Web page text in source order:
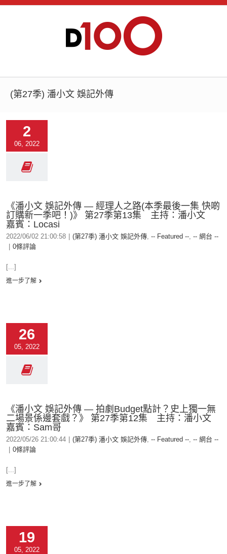
(第27季) 潘小文 娛記外傳
2
06, 2022
《潘小文 娛記外傳 — 經理人之路(本季最後一集 快啲
訂購新一季吧！)》 第27季第13集 主持：潘小文
嘉賓：Locasi
2022/06/02 21:00:58 (第27季) 潘小文 娛記外傳, -- Featured --, -- 網台 --
0條評論
[...]
進一步了解
26
05, 2022
《潘小文 娛記外傳 — 拍劇Budget點計？史上獨一無
二場景係邊套戲？》 第27季第12集 主持：潘小文
嘉賓：Sam哥
2022/05/26 21:00:44 (第27季) 潘小文 娛記外傳, -- Featured --, -- 網台 --
0條評論
[...]
進一步了解
19
05, 2022